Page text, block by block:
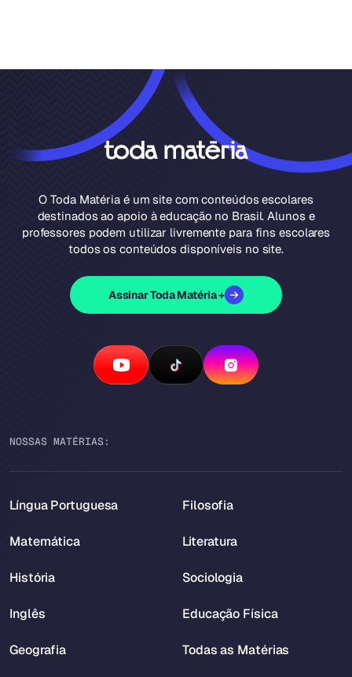
O Toda Matéria é um site com conteúdos escolares
destinados ao apoio à educação no Brasil. Alunos e
professores podem utilizar livremente para fins escolares
todos os conteúdos disponíveis no site.
Assinar Toda Matéria +
NOSSAS MATÉRIAS:
Língua Portuguesa
Matemática
História
Inglês
Geografia
Filosofia
Literatura
Sociologia
Educação Física
Todas as Matérias